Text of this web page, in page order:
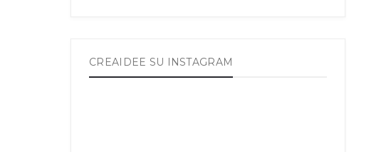
CREAIDEE SU INSTAGRAM